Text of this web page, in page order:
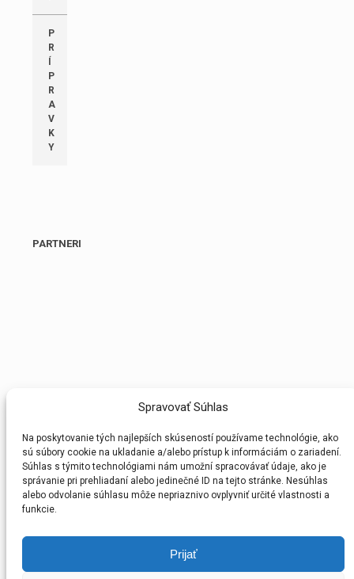
Spravovať Súhlas
Na poskytovanie tých najlepších skúseností používame technológie, ako
sú súbory cookie na ukladanie a/alebo prístup k informáciám o zariadení.
Súhlas s týmito technológiami nám umožní spracovávať údaje, ako je
správanie pri prehliadaní alebo jedinečné ID na tejto stránke. Nesúhlas
alebo odvolanie súhlasu môže nepriaznivo ovplyvniť určité vlastnosti a
funkcie.
Prijať
P
R
P
R
A
V
K
Y
PARTNERI
© 2026 Bratislavský Futbalový Zväz. Všetky práva
vyhradené.